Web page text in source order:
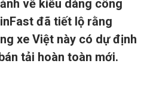
về kiểu dáng công
đã tiết lộ rằng
xe Việt này có dự định
tải hoàn toàn mới.